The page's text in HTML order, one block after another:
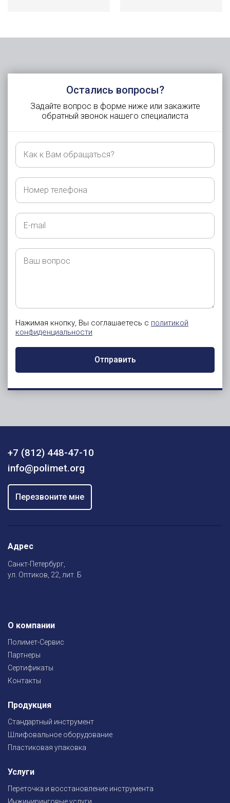
Остались вопросы?
Задайте вопрос в форме ниже или закажите
обратный звонок нашего специалиста
Как
Вам
обращаться?
Номер
телефона
E-
mail
Ваш
вопрос
Нажимая кнопку, Вы соглашаетесь с политикой
конфиденциальности
Отправить
Адрес
Санкт-Петербург,
ул. Оптиков, 22, лит. Б
О компании
Полимет-Сервис
Партнеры
Сертификаты
Контакты
Продукция
Стандартный инструмент
Шлифовальное оборудование
Пластиковая упаковка
Услуги
Переточка и восстановление инструмента
+7 (812) 448-47-10
info@polimet.org
Перезвоните мне